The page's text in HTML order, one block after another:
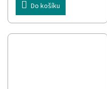
Do košíku